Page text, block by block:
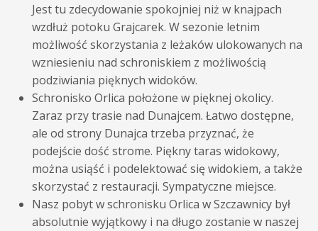
Jest tu zdecydowanie spokojniej niż w knajpach
wzdłuż potoku Grajcarek. W sezonie letnim
możliwość skorzystania z leżaków ulokowanych na
wzniesieniu nad schroniskiem z możliwością
podziwiania pięknych widoków.
Schronisko Orlica położone w pięknej okolicy.
Zaraz przy trasie nad Dunajcem. Łatwo dostępne,
ale od strony Dunajca trzeba przyznać, że
podejście dość strome. Piękny taras widokowy,
można usiąść i podelektować się widokiem, a także
skorzystać z restauracji. Sympatyczne miejsce.
Nasz pobyt w schronisku Orlica w Szczawnicy był
absolutnie wyjątkowy i na długo zostanie w naszej